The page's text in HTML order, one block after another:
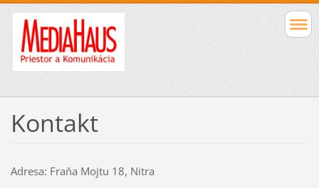
Kontakt
Adresa: Fraňa Mojtu 18, Nitra